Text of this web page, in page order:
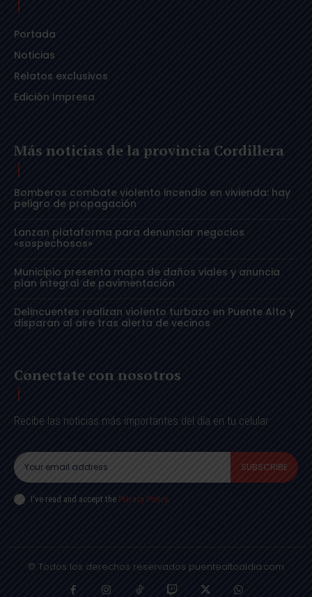
Portada
Noticias
Relatos exclusivos
Edición Impresa
Más noticias de la provincia Cordillera
Bomberos combate violento incendio en vivienda: hay
peligro de propagación
Lanzan plataforma para denunciar negocios
«sospechosos»
Municipio presenta mapa de daños viales y anuncia
plan integral de pavimentación
Delincuentes realizan violento turbazo en Puente Alto y
disparan al aire tras alerta de vecinos
Conectate con nosotros
Recibe las noticias más importantes del día en tu celular
SUBSCRIBE
I've read and accept the Privacy Policy.
© Todos los derechos reservados puentealtoaldia.com